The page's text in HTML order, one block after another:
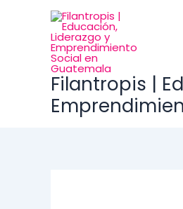
contenido
Filantropis |